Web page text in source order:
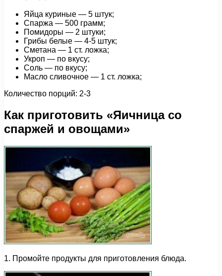
Яйца куриные — 5 штук;
Спаржа — 500 грамм;
Помидоры — 2 штуки;
Грибы белые — 4-5 штук;
Сметана — 1 ст. ложка;
Укроп — по вкусу;
Соль — по вкусу;
Масло сливочное — 1 ст. ложка;
Количество порций: 2-3
Как приготовить «Яичница со
спаржей и овощами»
1. Промойте продукты для приготовления блюда.